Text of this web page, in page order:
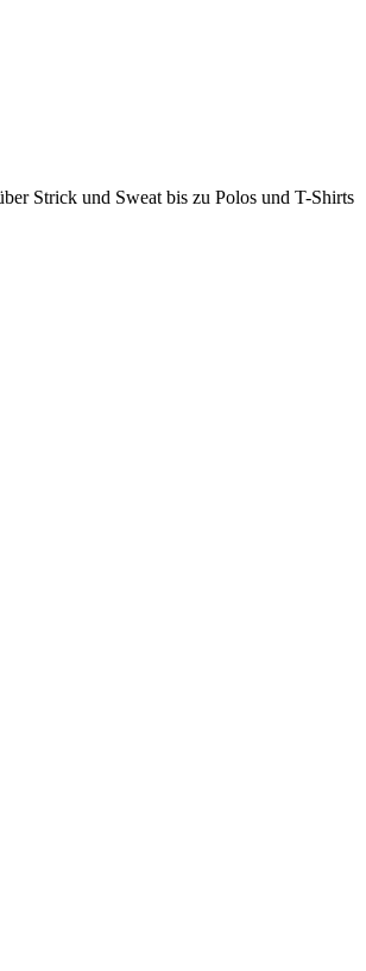
Strick und Sweat bis zu Polos und T-Shirts